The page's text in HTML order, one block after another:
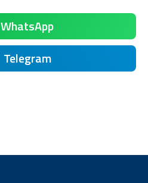
WhatsApp
Telegram